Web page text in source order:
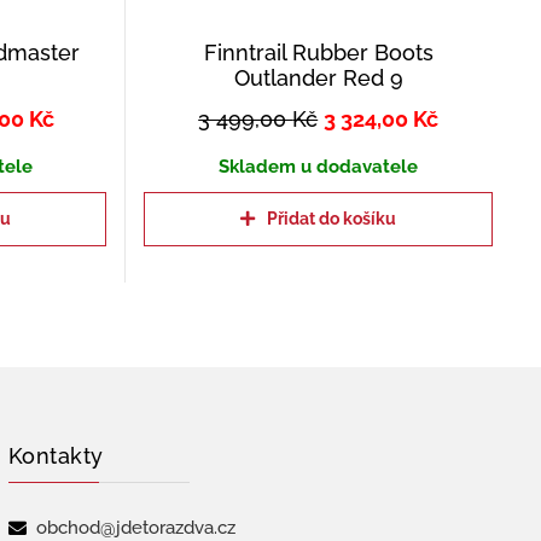
Kč
Finntrail Rubber Boots
Outlander Red 9
3 499,00Kč 3 324,00 Kč
Skladem u dodavatele
Přidat do košíku
Kontakty
obchod@jdetorazdva.cz